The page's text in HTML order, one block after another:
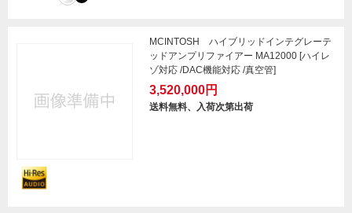
MCINTOSH ハイブリッドインテグレーテ
ッドアンプリファイアー MA12000 [ハイレ
ゾ対応 /DAC機能対応 /真空管]
3,520,000円
送料無料、入荷次第出荷